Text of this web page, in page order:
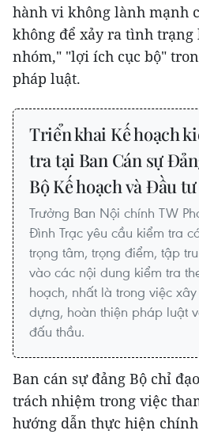
hành vi không lành mạnh
không để xảy ra tình
nhóm," "lợi ích cục bộ"
pháp luật.
Triển khai Kế hoạch
tra tại Ban Cán sự
Bộ Kế hoạch và Đầu tư
Trưởng Ban Nội chính TW
Đình Trạc yêu cầu kiểm tra
trọng tâm, trọng điểm, tập
vào các nội dung kiểm tra
hoạch, nhất là trong việc xây
dựng, hoàn thiện pháp luật
đấu thầu.
Ban cán sự đảng Bộ chỉ
trách nhiệm trong việc
hướng dẫn thực hiện